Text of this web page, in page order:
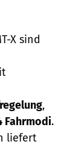
X sind
,
Fahrmodi.
liefert